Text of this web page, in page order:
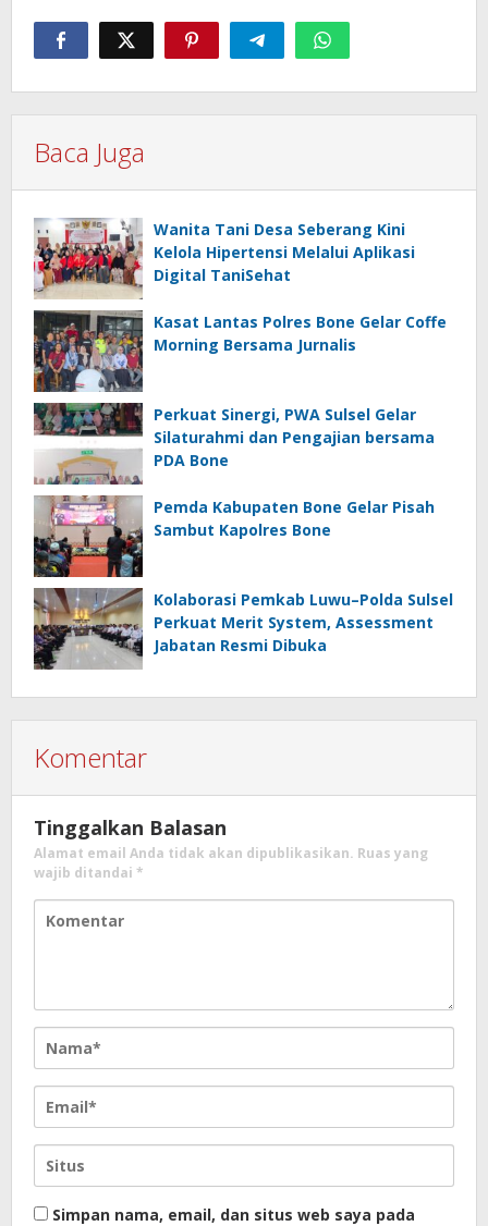
Baca Juga
Wanita Tani Desa Seberang Kini
Kelola Hipertensi Melalui Aplikasi
Digital TaniSehat
Kasat Lantas Polres Bone Gelar Coffe
Morning Bersama Jurnalis
Perkuat Sinergi, PWA Sulsel Gelar
Silaturahmi dan Pengajian bersama
PDA Bone
Pemda Kabupaten Bone Gelar Pisah
Sambut Kapolres Bone
Kolaborasi Pemkab Luwu–Polda Sulsel
Perkuat Merit System, Assessment
Jabatan Resmi Dibuka
Komentar
Tinggalkan Balasan
Alamat email Anda tidak akan dipublikasikan. Ruas yang
wajib ditandai *
Simpan nama, email, dan situs web saya pada